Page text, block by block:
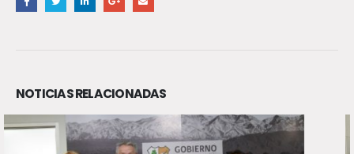
NOTICIAS RELACIONADAS